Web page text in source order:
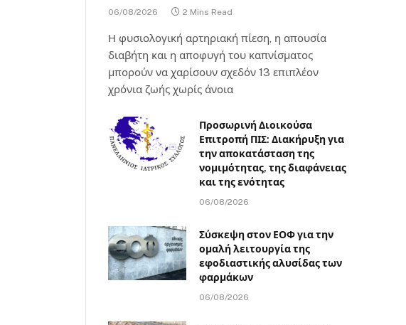
06/08/2026 2 Mins Read
Η φυσιολογική αρτηριακή πίεση, η απουσία
διαβήτη και η αποφυγή του καπνίσματος
μπορούν να χαρίσουν σχεδόν 13 επιπλέον
χρόνια ζωής χωρίς άνοια
Προσωρινή Διοικούσα
Επιτροπή ΠΙΣ: Διακήρυξη για
την αποκατάσταση της
νομιμότητας, της διαφάνειας
και της ενότητας
06/08/2026
Σύσκεψη στον ΕΟΦ για την
ομαλή λειτουργία της
εφοδιαστικής αλυσίδας των
φαρμάκων
06/08/2026